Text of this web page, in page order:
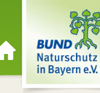
Zur Startseite